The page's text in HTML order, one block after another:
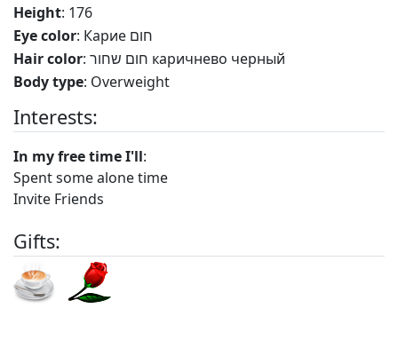
Height: 176
Eye color
: Карие חום
Hair color
: חום שחור каричнево черный
Body type: Overweight
Interests:
In my free time I'll:
Spent some alone time
Invite Friends
Gifts: